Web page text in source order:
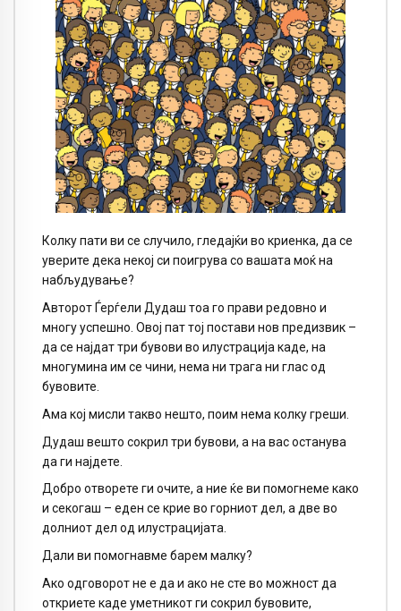
Колку пати ви се случило, гледајќи во криенка, да се
уверите дека некој си поигрува со вашата моќ на
набљудување?
Авторот Ѓерѓели Дудаш тоа го прави редовно и
многу успешно. Овој пат тој постави нов предизвик –
да се најдат три бувови во илустрација каде, на
многумина им се чини, нема ни трага ни глас од
бувовите.
Ама кој мисли такво нешто, поим нема колку греши.
Дудаш вешто сокрил три бувови, а на вас останува
да ги најдете.
Добро отворете ги очите, а ние ќе ви помогнеме како
и секогаш – еден се крие во горниот дел, а две во
долниот дел од илустрацијата.
Дали ви помогнавме барем малку?
Ако одговорот не е да и ако не сте во можност да
откриете каде уметникот ги сокрил бувовите,